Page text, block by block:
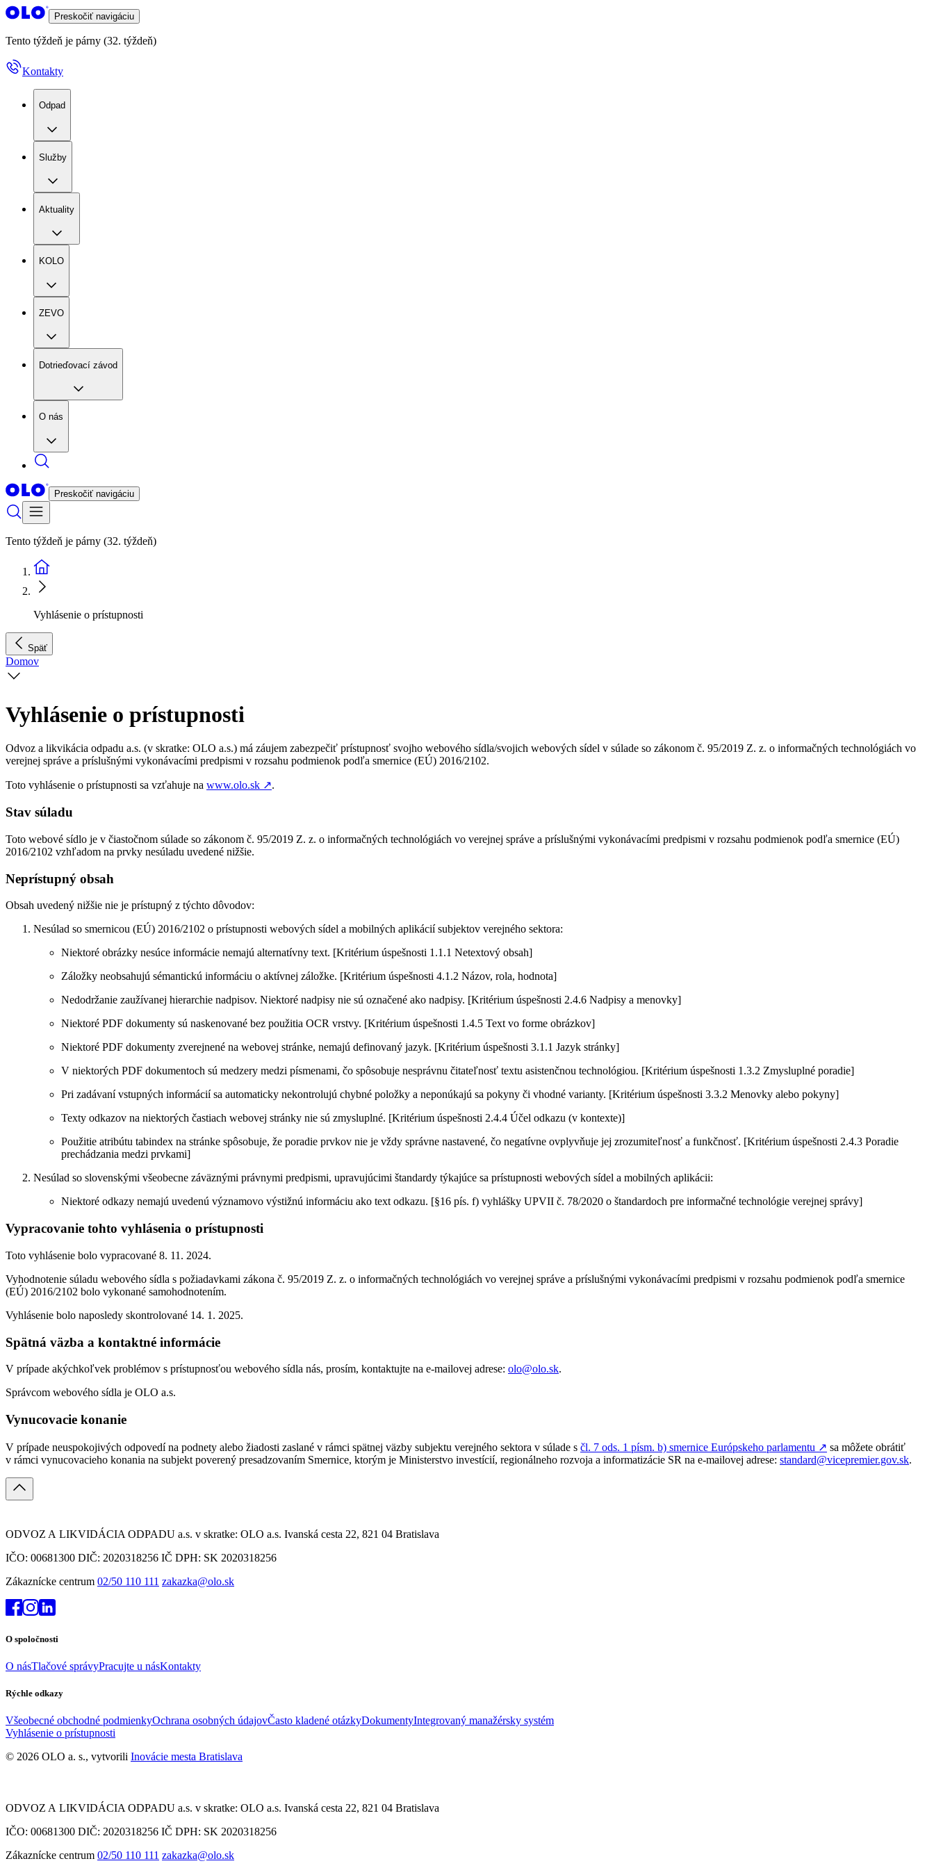
Preskočiť navigáciu
Tento týždeň je párny (32. týždeň)
Kontakty
Odpad
Služby
Aktuality
KOLO
ZEVO
Dotrieďovací závod
O nás
Preskočiť navigáciu
Tento týždeň je párny (32. týždeň)
Vyhlásenie o prístupnosti
Späť
Domov
Vyhlásenie o prístupnosti
Odvoz a likvikácia odpadu a.s. (v skratke: OLO a.s.) má záujem zabezpečiť prístupnosť svojho webového sídla/svojich webových sídel v súlade so zákonom č. 95/2019 Z. z. o informačných technológiách vo
verejnej správe a príslušnými vykonávacími predpismi v rozsahu podmienok podľa smernice (EÚ) 2016/2102.
Toto vyhlásenie o prístupnosti sa vzťahuje na www.olo.sk ↗︎.
Stav súladu
Toto webové sídlo je v čiastočnom súlade so zákonom č. 95/2019 Z. z. o informačných technológiách vo verejnej správe a príslušnými vykonávacími predpismi v rozsahu podmienok podľa smernice (EÚ)
2016/2102 vzhľadom na prvky nesúladu uvedené nižšie.
Neprístupný obsah
Obsah uvedený nižšie nie je prístupný z týchto dôvodov:
Nesúlad so smernicou (EÚ) 2016/2102 o prístupnosti webových sídel a mobilných aplikácií subjektov verejného sektora:
Niektoré obrázky nesúce informácie nemajú alternatívny text. [Kritérium úspešnosti 1.1.1 Netextový obsah]
Záložky neobsahujú sémantickú informáciu o aktívnej záložke. [Kritérium úspešnosti 4.1.2 Názov, rola, hodnota]
Nedodržanie zaužívanej hierarchie nadpisov. Niektoré nadpisy nie sú označené ako nadpisy. [Kritérium úspešnosti 2.4.6 Nadpisy a menovky]
Niektoré PDF dokumenty sú naskenované bez použitia OCR vrstvy. [Kritérium úspešnosti 1.4.5 Text vo forme obrázkov]
Niektoré PDF dokumenty zverejnené na webovej stránke, nemajú definovaný jazyk. [Kritérium úspešnosti 3.1.1 Jazyk stránky]
V niektorých PDF dokumentoch sú medzery medzi písmenami, čo spôsobuje nesprávnu čitateľnosť textu asistenčnou technológiou. [Kritérium úspešnosti 1.3.2 Zmysluplné poradie]
Pri zadávaní vstupných informácií sa automaticky nekontrolujú chybné položky a neponúkajú sa pokyny či vhodné varianty. [Kritérium úspešnosti 3.3.2 Menovky alebo pokyny]
Texty odkazov na niektorých častiach webovej stránky nie sú zmysluplné. [Kritérium úspešnosti 2.4.4 Účel odkazu (v kontexte)]
Použitie atribútu tabindex na stránke spôsobuje, že poradie prvkov nie je vždy správne nastavené, čo negatívne ovplyvňuje jej zrozumiteľnosť a funkčnosť. [Kritérium úspešnosti 2.4.3 Poradie
prechádzania medzi prvkami]
Nesúlad so slovenskými všeobecne záväznými právnymi predpismi, upravujúcimi štandardy týkajúce sa prístupnosti webových sídel a mobilných aplikácii:
Niektoré odkazy nemajú uvedenú významovo výstižnú informáciu ako text odkazu. [§16 pís. f) vyhlášky UPVII č. 78/2020 o štandardoch pre informačné technológie verejnej správy]
Vypracovanie tohto vyhlásenia o prístupnosti
Toto vyhlásenie bolo vypracované 8. 11. 2024.
Vyhodnotenie súladu webového sídla s požiadavkami zákona č. 95/2019 Z. z. o informačných technológiách vo verejnej správe a príslušnými vykonávacími predpismi v rozsahu podmienok podľa smernice
(EÚ) 2016/2102 bolo vykonané samohodnotením.
Vyhlásenie bolo naposledy skontrolované 14. 1. 2025.
Spätná väzba a kontaktné informácie
V prípade akýchkoľvek problémov s prístupnosťou webového sídla nás, prosím, kontaktujte na e-mailovej adrese: olo@olo.sk.
Správcom webového sídla je OLO a.s.
Vynucovacie konanie
V prípade neuspokojivých odpovedí na podnety alebo žiadosti zaslané v rámci spätnej väzby subjektu verejného sektora v súlade s čl. 7 ods. 1 písm. b) smernice Európskeho parlamentu ↗︎ sa môžete obrátiť
v rámci vynucovacieho konania na subjekt poverený presadzovaním Smernice, ktorým je Ministerstvo investícií, regionálneho rozvoja a informatizácie SR na e-mailovej adrese: standard@vicepremier.gov.sk.
ODVOZ A LIKVIDÁCIA ODPADU a.s. v skratke: OLO a.s. Ivanská cesta 22, 821 04 Bratislava
IČO: 00681300 DIČ: 2020318256 IČ DPH: SK 2020318256
Zákaznícke centrum 02/50 110 111 zakazka@olo.sk
O spoločnosti
O násTlačové správyPracujte u násKontakty
Rýchle odkazy
Všeobecné obchodné podmienkyOchrana osobných údajovČasto kladené otázkyDokumentyIntegrovaný manažérsky systém
Vyhlásenie o prístupnosti
© 2026 OLO a. s., vytvorili Inovácie mesta Bratislava
ODVOZ A LIKVIDÁCIA ODPADU a.s. v skratke: OLO a.s. Ivanská cesta 22, 821 04 Bratislava
IČO: 00681300 DIČ: 2020318256 IČ DPH: SK 2020318256
Zákaznícke centrum 02/50 110 111 zakazka@olo.sk